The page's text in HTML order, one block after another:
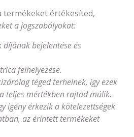
termékeket értékesíted,
a jogszabályokat:
díjának bejelentése és
felhelyezése.
téged terhelnek, így ezek
teljes mértékben rajtad múlik.
igény érkezik a kötelezettségek
az érintett termékeket